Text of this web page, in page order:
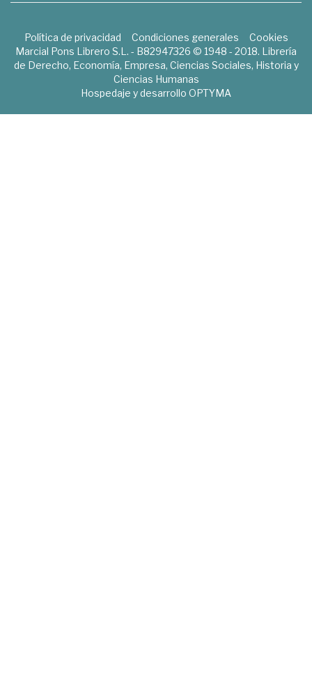
Política de privacidad Condiciones generales
Cookies
Marcial Pons Librero S.L. - B82947326 © 1948 - 2018. Librería
de Derecho, Economía, Empresa, Ciencias Sociales, Historia y
Ciencias Humanas
Hospedaje y desarrollo OPTYMA